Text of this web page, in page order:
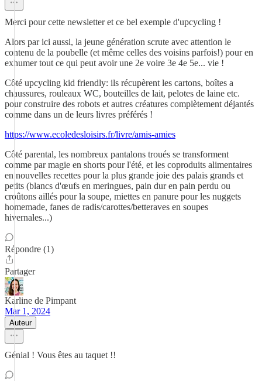
Merci pour cette newsletter et ce bel exemple d'upcycling !
Alors par ici aussi, la jeune génération scrute avec attention le
contenu de la poubelle (et même celles des voisins parfois!) pour en
exhumer tout ce qui peut avoir une 2e voire 3e 4e 5e... vie !
Côté upcycling kid friendly: ils récupèrent les cartons, boîtes a
chaussures, rouleaux WC, bouteilles de lait, pelotes de laine etc.
pour construire des robots et autres créatures complètement déjantés
comme dans un de leurs livres préférés !
https://www.ecoledesloisirs.fr/livre/amis-amies
Côté parental, les nombreux pantalons troués se transforment
comme par magie en shorts pour l'été, et les coproduits alimentaires
en nouvelles recettes pour la plus grande joie des palais grands et
petits (blancs d'œufs en meringues, pain dur en pain perdu ou
croûtons aillés pour la soupe, miettes en panure pour les nuggets
homemade, fanes de radis/carottes/betteraves en soupes
hivernales...)
Répondre (1)
Partager
Karline de Pimpant
Mar 1, 2024
Auteur
Génial ! Vous êtes au taquet !!